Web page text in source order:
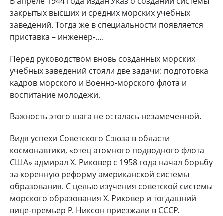
закрытых высших и средних морских учебных
заведений. Тогда же в специальности появляется
приставка – инженер-….
Перед руководством вновь созданных морских
учебных заведений стояли две задачи: подготовка
кадров морского и Военно-морского флота и
воспитание молодежи.
Важность этого шага не осталась незамеченной.
Видя успехи Советского Союза в области
космонавтики, «отец атомного подводного флота
США» адмирал Х. Риковер с 1958 года начал борьбу
за коренную реформу американской системы
образования. С целью изучения советской системы
морского образования Х. Риковер и тогдашний
вице-премьер Р. Никсон приезжали в СССР.